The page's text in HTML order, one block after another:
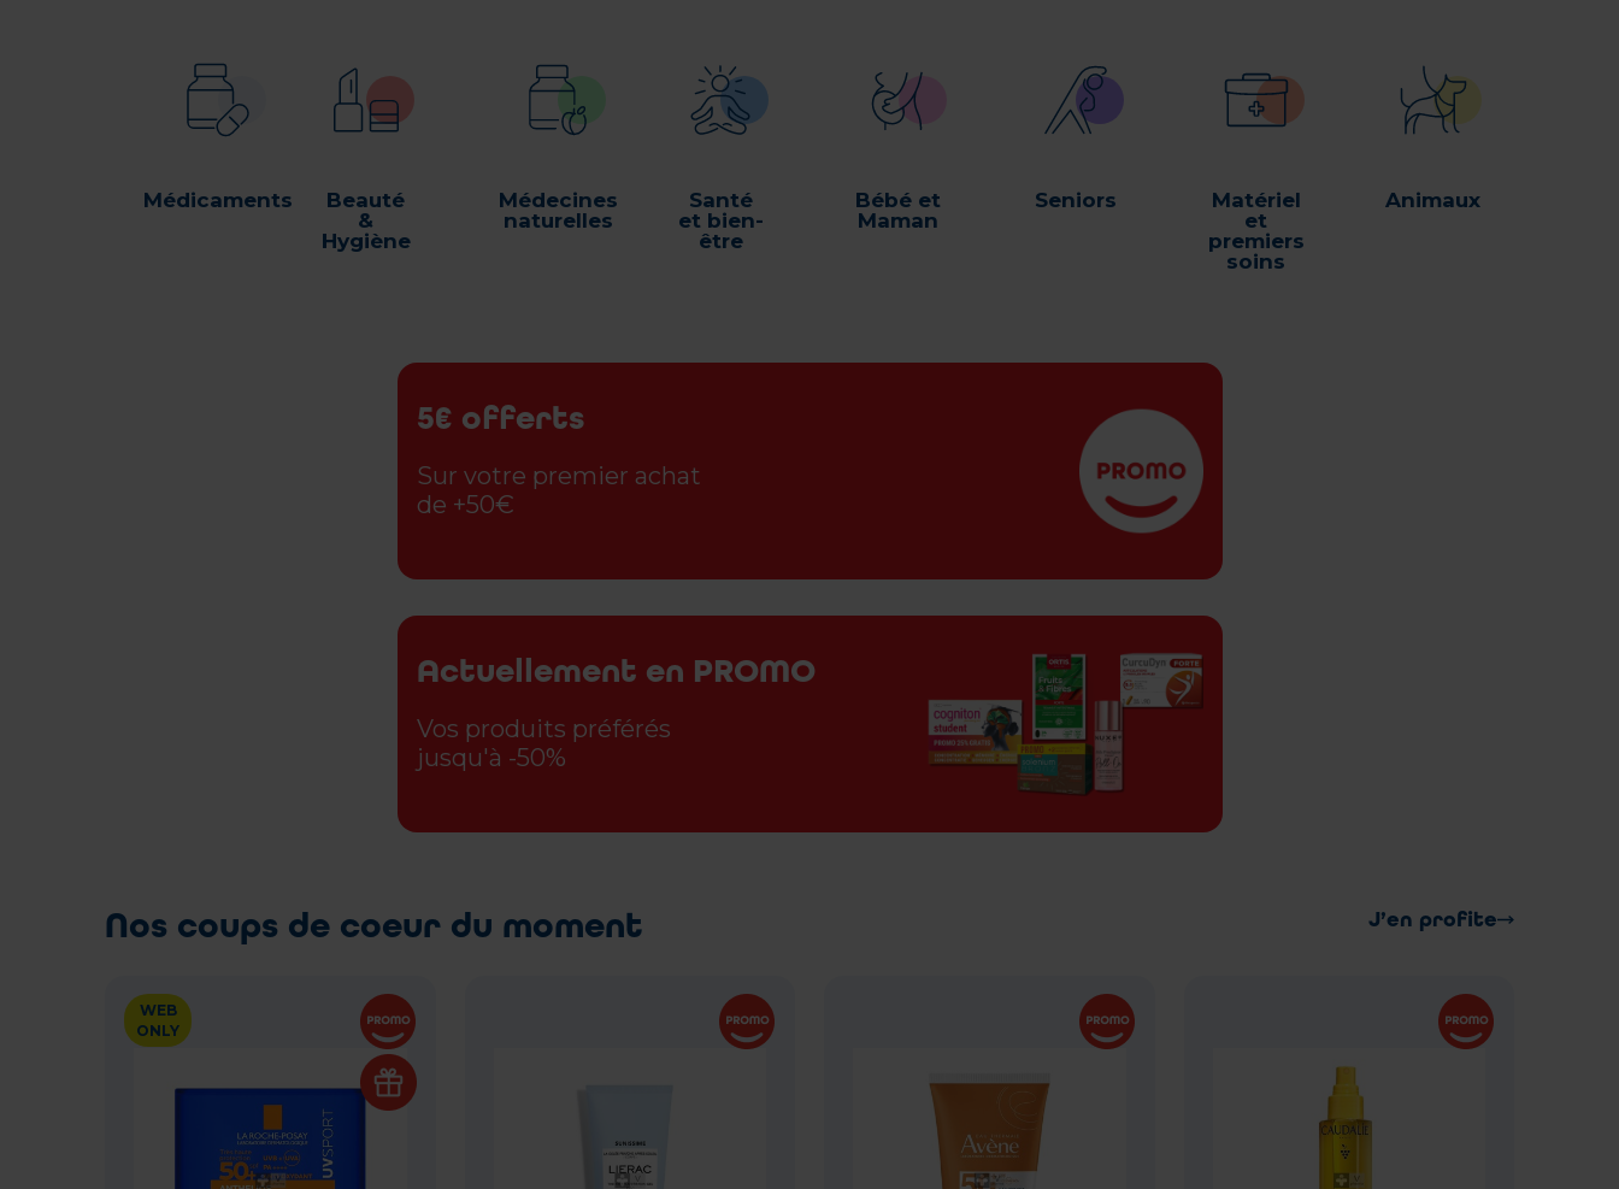
Médicaments
Beauté
&
Hygiène
Médecines
naturelles
Santé
et bien-
être
Bébé et
Maman
Seniors
Matériel
et
premiers
soins
Animaux
5€ offerts
Sur votre premier achat
de +50€
Actuellement en PROMO
Vos produits préférés
jusqu'à -50%
Nos coups de coeur du moment J’en profite
WEB
ONLY